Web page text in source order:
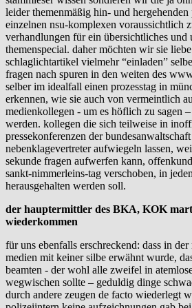
leider themenmäßig hin- und hergehenden
einzelnen nsu-komplexen voraussichtlich
verhandlungen für ein übersichtliches und
themenspecial. daher möchten wir sie
schlaglichtartikel vielmehr “einladen”
fragen nach spuren in den weiten des
selber im idealfall einen prozesstag in
erkennen, wie sie auch von vermeintlich
medienkollegen - um es höflich zu sagen
werden. kollegen die sich teilweise in
pressekonferenzen der
nebenklagevertreter aufwiegeln lassen,
sekunde fragen aufwerfen kann,
sankt-nimmerleins-tag verschoben, in
herausgehalten werden soll.
der hauptermittler des BKA, KOK
wiederkommen
für uns ebenfalls erschreckend: dass in der
medien mit keiner silbe erwähnt wurde,
beamten - der wohl alle zweifel in
wegwischen sollte – geduldig dinge
durch andere zeugen de facto wiederlegt